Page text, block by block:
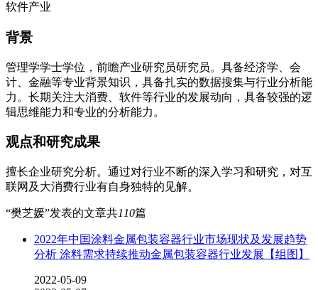
软件产业
背景
管理学学士学位，前瞻产业研究员研究员。具备经济学、会
计、金融等专业背景知识，具备扎实的数据搜集与行业分析能
力。长期关注大消费、软件等行业的发展动向，具备较强的逻
辑思维能力和专业的分析能力。
观点和研究成果
擅长企业研究分析。通过对行业不断的深入学习和研究，对互
联网及大消费行业有自身独特的见解。
“樊芝媛”发表的文章共110篇
2022年中国涂料金属包装容器行业市场现状及发展趋势
分析 涂料需求持续推动金属包装容器行业发展【组图】
2022-05-09